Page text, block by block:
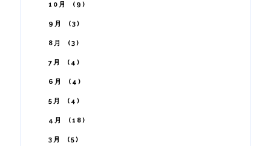
10月 9
9月 3
8月 3
7月 4
6月 4
5月 4
4月 18
3月 5